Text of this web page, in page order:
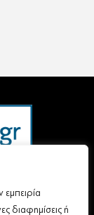
διαφημίσεις ή
Δεδομένων